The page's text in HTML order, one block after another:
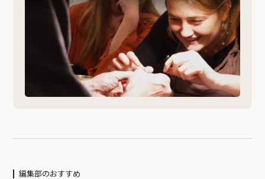
編集部のおすすめ